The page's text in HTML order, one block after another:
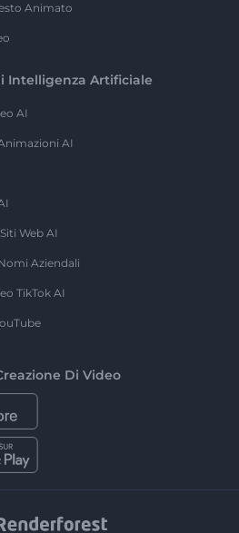
Animato
Intelligenza Artificiale
AI
AI
Web AI
Aziendali
TikTok AI
Di Video